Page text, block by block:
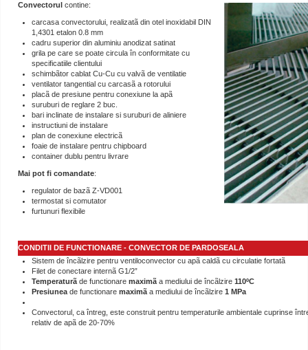
Convectorul contine:
carcasa convectorului, realizatã din otel inoxidabil DIN
1,4301 etalon 0.8 mm
cadru superior din aluminiu anodizat satinat
grila pe care se poate circula în conformitate cu
specificatiile clientului
schimbãtor cablat Cu-Cu cu valvã de ventilatie
ventilator tangential cu carcasã a rotorului
placã de presiune pentru conexiune la apã
suruburi de reglare 2 buc.
bari inclinate de instalare si suruburi de aliniere
instructiuni de instalare
plan de conexiune electricã
foaie de instalare pentru chipboard
container dublu pentru livrare
Mai pot fi comandate:
regulator de bazã Z-VD001
termostat si comutator
furtunuri flexibile
CONDITII DE FUNCTIONARE - CONVECTOR DE PARDOSEALA
Sistem de încãlzire pentru ventiloconvector cu apã caldã cu circulatie fortatã
Filet de conectare internã G1/2”
Temperaturã de functionare maximã a mediului de încãlzire 110ºC
Presiunea de functionare maximã a mediului de încãlzire 1 MPa
Convectorul, ca întreg, este construit pentru temperaturile ambientale cuprinse
relativ de apã de 20-70%